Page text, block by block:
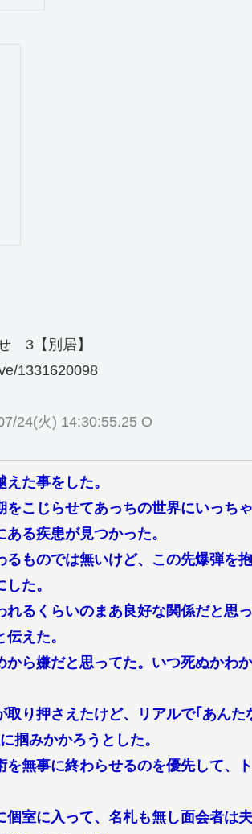
3【別居】
1331620098
24(火) 14:30:55.25 O
た事をした。
こじらせてあっちの世界にいっち
る疾患が見つかった。
るものでは無いけど、この先爆弾を
た。
れるくらいのまあ良好な関係だと思
えた。
から嫌だと思ってた。いつ死ぬかわ
り押さえたけど、リアルで｢あんた
掴みかかろうとした。
を無事に終わらせるのを優先して、
室に入って、名札も無し面会者は夫